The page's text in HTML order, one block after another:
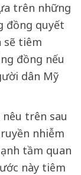
trên những
đồng quyết
sẽ tiêm
đồng nếu
dân Mỹ
trên sau
nhiễm
tầm quan
này tiêm